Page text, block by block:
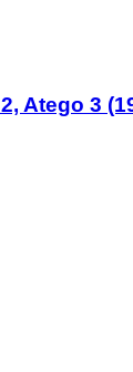
Atego 3